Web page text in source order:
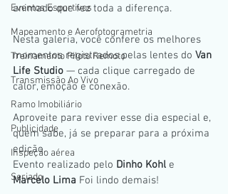
Eventos Esportivos
Mapeamento e Aerofotogrametria
Treinamento Piloto Remoto
Transmissão Ao Vivo
Ramo Imobiliário
Publicidade
Inspeção aérea
Seriado
animado que fez toda a diferença.
Nesta galeria, você confere os melhores
momentos registrados pelas lentes do Van
Life Studio — cada clique carregado de
calor, emoção e conexão.
Aproveite para reviver esse dia especial e,
quem sabe, já se preparar para a próxima
edição.
Evento realizado pelo Dinho Kohl e
Marcelo Lima Foi lindo demais!